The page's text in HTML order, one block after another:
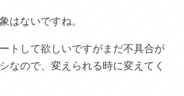
はないですね。
トして欲しいですがまだ不具合が
なので、変えられる時に変えてく